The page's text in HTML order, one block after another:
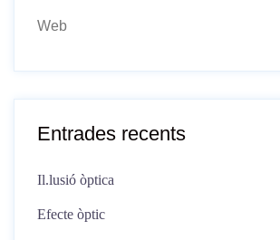
Web
Entrades recents
Il.lusió òptica
Efecte òptic